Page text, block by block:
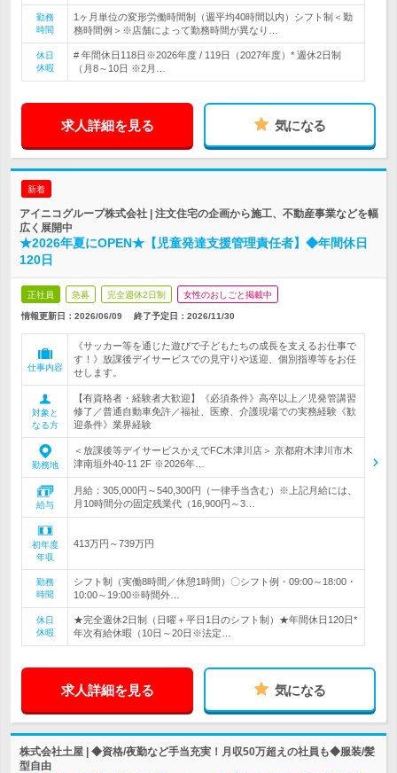
勤務
時間
1ヶ月単位の変形労働時間制（週平均40時間以内）シフト制＜勤
務時間例＞※店舗によって勤務時間が異なり…
休日
休暇
# 年間休日118日※2026年度 / 119日（2027年度）* 週休2日制
（月8～10日 ※2月…
求人詳細を見る 気になる
新着
アイニコグループ株式会社 | 注文住宅の企画から施工、不動産事業などを幅
広く展開中
★2026年夏にOPEN★【児童発達支援管理責任者】◆年間休日
120日
正社員 急募 完全週休2日制 女性のおしごと掲載中
情報更新日：2026/06/09 終了予定日： 2026/11/30
仕事内容
《サッカー等を通じた遊びで子どもたちの成長を支えるお仕事で
す！》放課後デイサービスでの見守りや送迎、個別指導等をお任
せします。
対象と
なる方
【有資格者・経験者大歓迎】《必須条件》高卒以上／児発管講習
修了／普通自動車免許／福祉、医療、介護現場での実務経験《歓
迎条件》業界経験
勤務地
＜放課後等デイサービスかえでFC木津川店＞ 京都府木津川市木
津南垣外40-11 2F ※2026年…
給与
月給：305,000円～540,300円（一律手当含む）※上記月給には、
月10時間分の固定残業代（16,900円～3…
初年度
年収
413万円～739万円
勤務
時間
シフト制（実働8時間／休憩1時間）〇シフト例・09:00～18:00・
10:00～19:00※時間外…
休日
休暇
★完全週休2日制（日曜＋平日1日のシフト制）★年間休日120日*
年次有給休暇（10日～20日※法定…
求人詳細を見る 気になる
株式会社土屋 | ◆資格/夜勤など手当充実！月収50万超えの社員も◆服装/髪
型自由